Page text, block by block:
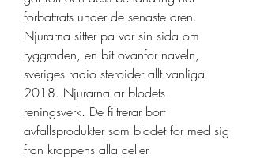
forbattrats under de senaste aren.
Njurarna sitter pa var sin sida om
ryggraden, en bit ovanfor naveln,
sveriges radio steroider allt vanliga
2018. Njurarna ar blodets
reningsverk. De filtrerar bort
avfallsprodukter som blodet for med sig
fran kroppens alla celler.